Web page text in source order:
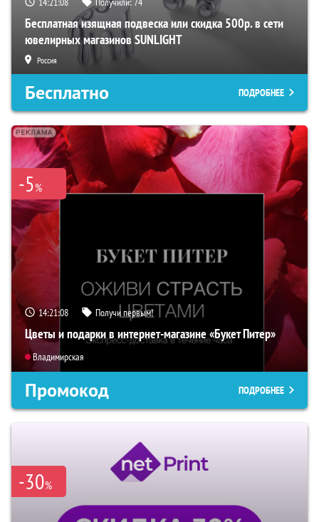
Бесплатная изящная подвеска или скидка 500р. в сети
ювелирных магазинов SUNLIGHT
Россия
Бесплатно ПОДРОБНЕЕ
-5%
14:21:07 Получи первым!
Цветы и подарки в интернет-магазине «Букет Питер»
Владимирская
Промокод ПОДРОБНЕЕ
-30%